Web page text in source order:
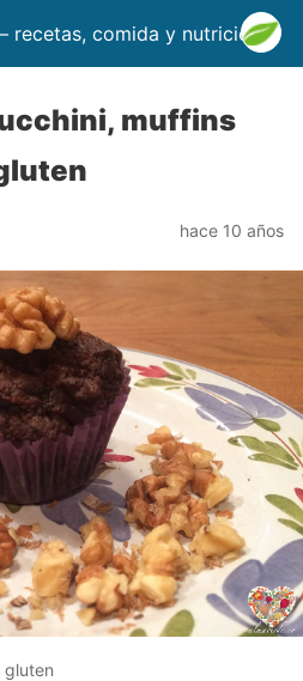
recetas, comida y nutrición
muffins
hace 10 años
gluten